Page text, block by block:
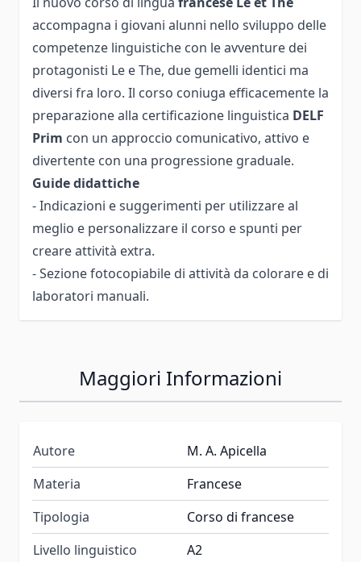
accompagna i giovani alunni nello sviluppo delle
competenze linguistiche con le avventure dei
protagonisti Le e The, due gemelli identici ma
diversi fra loro. Il corso coniuga efficacemente la
preparazione alla certificazione linguistica DELF
Prim con un approccio comunicativo, attivo e
divertente con una progressione graduale.
Guide didattiche
- Indicazioni e suggerimenti per utilizzare al
meglio e personalizzare il corso e spunti per
creare attività extra.
- Sezione fotocopiabile di attività da colorare e di
laboratori manuali.
Maggiori Informazioni
Autore
M. A. Apicella
Materia
Francese
Tipologia
Corso di francese
Livello linguistico
A2